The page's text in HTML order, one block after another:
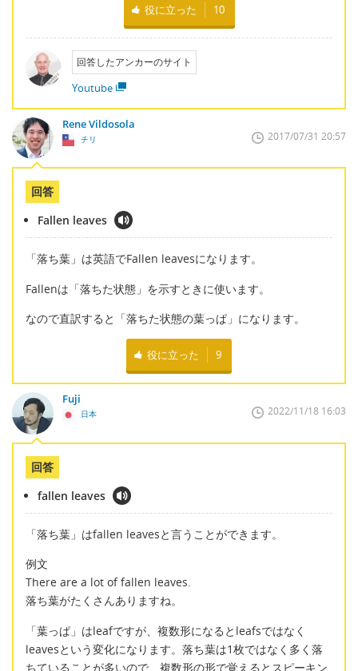
役に立った 10
回答したアンカーのサイト
Youtube
Rene Vildosola
チリ 2017/07/31 20:57
回答
Fallen leaves
「落ち葉」は英語でFallen leavesになります。
Fallenは「落ちた状態」を示すときに使います。
なので直訳すると「落ちた状態の葉っぱ」になります。
役に立った 9
Fuji
日本 2022/11/18 16:03
回答
fallen leaves
「落ち葉」はfallen leavesと言うことができます。
例文
There are a lot of fallen leaves.
落ち葉がたくさんありますね。
「葉っぱ」はleafですが、複数形になるとleafsではなく
leavesという変化になります。落ち葉は1枚ではなく多く落
ちていることが多いので、複数形の形で覚えるとスピーキン